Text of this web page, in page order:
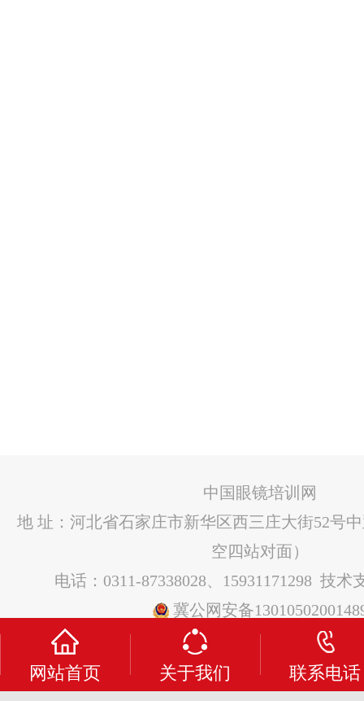
中国眼镜培训网
地 址：河北省石家庄市新华区西三庄大街52号
空四站对面）
电话：0311-87338028、15931171298 技术
冀公网安备
网站首页 关于我们 联系电话